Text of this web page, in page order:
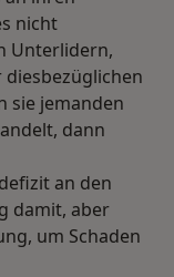
nicht
Unterlidern,
sie jemanden
dann
an den
damit, aber
um Schaden